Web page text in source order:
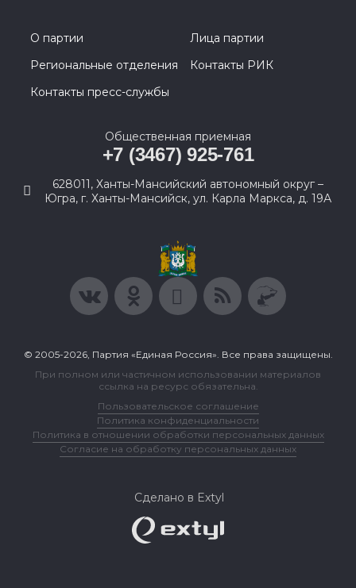
О партии
Лица партии
Региональные отделения
Контакты РИК
Контакты пресс-службы
Общественная приемная
+7 (3467) 925-761
628011, Ханты-Мансийский автономный округ –
Югра, г. Ханты-Мансийск, ул. Карла Маркса, д. 19А
© 2005-2026, Партия «Единая Россия». Все права защищены.
При полном или частичном использовании материалов
ссылка на ресурс обязательна.
Пользовательское соглашение
Политика конфиденциальности
Политика в отношении обработки персональных данных
Согласие на обработку персональных данных
Сделано в Extyl